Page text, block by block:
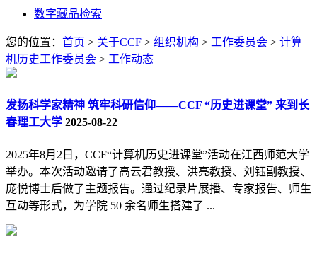
数字藏品检索
您的位置： 首页 > 关于CCF > 组织机构 > 工作委员会 > 计算
机历史工作委员会 > 工作动态
发扬科学家精神 筑牢科研信仰——CCF “历史进课堂” 来到长
春理工大学 2025-08-22
2025年8月2日，CCF“计算机历史进课堂”活动在江西师范大学
举办。本次活动邀请了高云君教授、洪亮教授、刘钰副教授、
庞悦博士后做了主题报告。通过纪录片展播、专家报告、师生
互动等形式，为学院 50 余名师生搭建了 ...